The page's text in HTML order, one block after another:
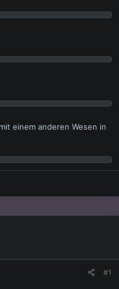
einem anderen Wesen in
#1